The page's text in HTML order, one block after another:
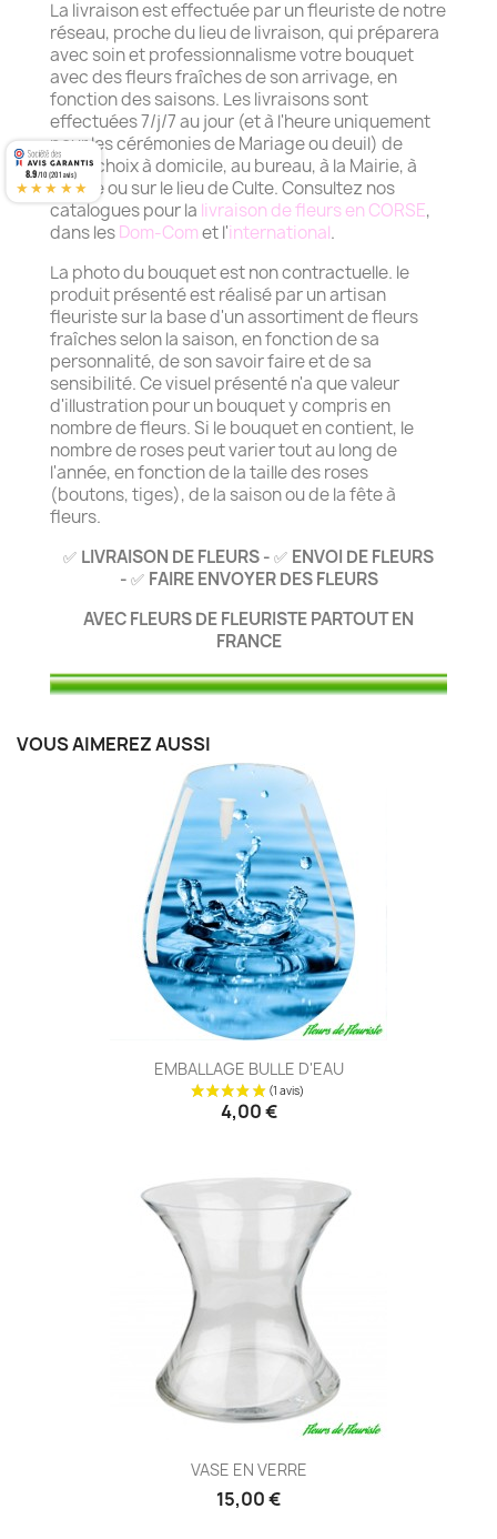
La livraison est effectuée par un fleuriste de notre
réseau, proche du lieu de livraison, qui préparera
avec soin et professionnalisme votre bouquet
avec des fleurs fraîches de son arrivage, en
fonction des saisons. Les livraisons sont
effectuées 7/j/7 au jour (et à l'heure uniquement
pour les cérémonies de Mariage ou deuil) de
votre choix à domicile, au bureau, à la Mairie, à
l'église ou sur le lieu de Culte. Consultez nos
catalogues pour la livraison de fleurs en CORSE,
dans lesDom-Comet l'international.
La photo du bouquet est non contractuelle. le
produit présenté est réalisé par un artisan
fleuriste sur la base d'un assortiment de fleurs
fraîches selon la saison, en fonction de sa
personnalité, de son savoir faire et de sa
sensibilité. Ce visuel présenté n'a que valeur
d'illustration pour un bouquet y compris en
nombre de fleurs. Si le bouquet en contient, le
nombre de roses peut varier tout au long de
l'année, en fonction de la taille des roses
(boutons, tiges), de la saison ou de la fête à
fleurs.
✅ LIVRAISON DE FLEURS - ✅ ENVOI DE FLEURS
- ✅ FAIRE ENVOYER DES FLEURS
AVEC FLEURS DE FLEURISTE PARTOUT EN
FRANCE
VOUS AIMEREZ AUSSI
EMBALLAGE BULLE D'EAU
4,00 €
VASE EN VERRE
15,00 €
8.9/10 (201 avis)
★★★★★